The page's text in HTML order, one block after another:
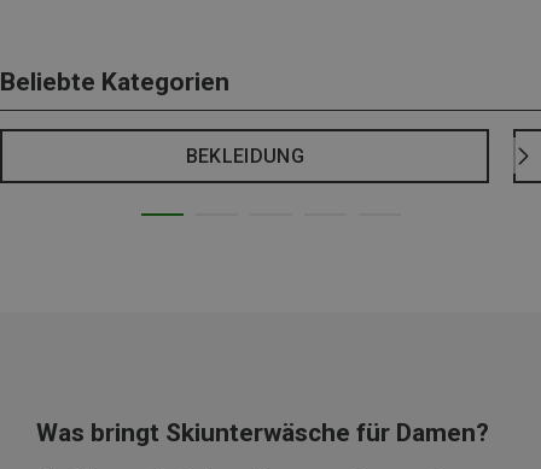
Beliebte Kategorien
BEKLEIDUNG
Was bringt Skiunterwäsche für Damen?